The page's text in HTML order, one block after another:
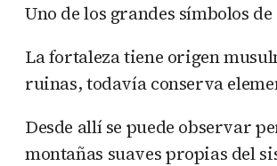
Uno de los grandes símbolos
La fortaleza tiene origen
ruinas, todavía conserva
Desde allí se puede observar
montañas suaves propias del